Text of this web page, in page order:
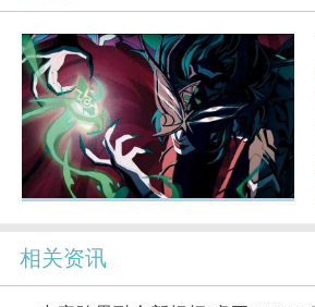
相关资讯